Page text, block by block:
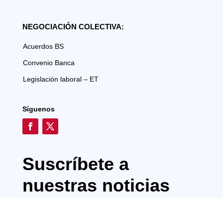
NEGOCIACIÓN COLECTIVA:
Acuerdos BS
Convenio Banca
Legislación laboral – ET
Síguenos
Suscríbete a
nuestras noticias